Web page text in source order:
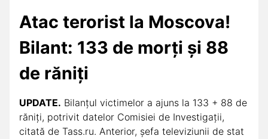
Atac terorist la Moscova!
Bilant: 133 de morți și 88
de răniți
UPDATE. Bilanțul victimelor a ajuns la 133 + 88 de
răniți, potrivit datelor Comisiei de Investigații,
citată de Tass.ru. Anterior, șefa televiziunii de stat